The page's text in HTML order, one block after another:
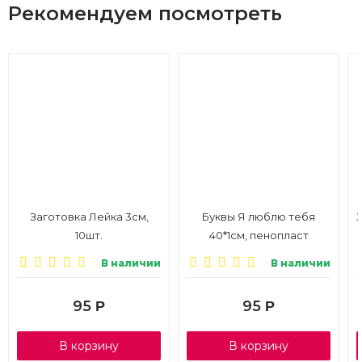
Рекомендуем посмотреть
Заготовка Лейка 3см,
10шт.
В наличии
95 Р
В корзину
Буквы Я люблю тебя
40*1см, пенопласт
В наличии
95 Р
В корзину